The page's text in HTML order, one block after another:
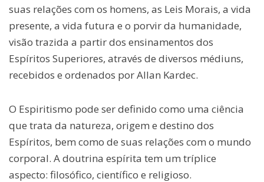
suas relações com os homens, as Leis Morais, a vida
presente, a vida futura e o porvir da humanidade,
visão trazida a partir dos ensinamentos dos
Espíritos Superiores, através de diversos médiuns,
recebidos e ordenados por Allan Kardec.
O Espiritismo pode ser definido como uma ciência
que trata da natureza, origem e destino dos
Espíritos, bem como de suas relações com o mundo
corporal. A doutrina espírita tem um tríplice
aspecto: filosófico, científico e religioso.